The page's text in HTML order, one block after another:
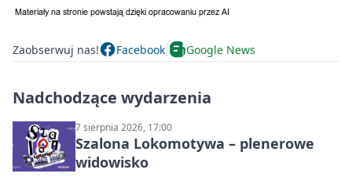
Zaobserwuj nas! Facebook Google News
Nadchodzące wydarzenia
7 sierpnia 2026, 17:00
Szalona Lokomotywa – plenerowe
widowisko